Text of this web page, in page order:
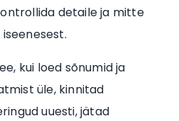
detaile ja mitte
kui loed sõnumid ja
üle, kinnitad
uuesti, jätad